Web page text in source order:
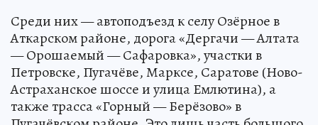
Среди них — автоподъезд к селу Озёрное в
Аткарском районе, дорога «Дергачи — Алтата
— Орошаемый — Сафаровка», участки в
Петровске, Пугачёве, Марксе, Саратове (Ново-
Астраханское шоссе и улица Емлютина), а
также трасса «Горный — Берёзово» в